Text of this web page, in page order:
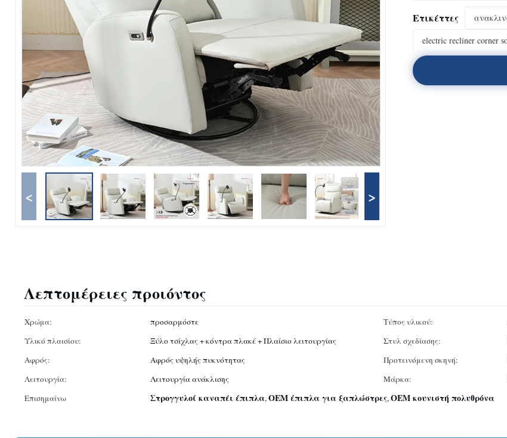
< >
Ετικέττες
electric recliner corner
Λεπτομέρειες προιόντος
Χρώμα: προσαρμόστε Τύπος υλικού:
Υλικό πλαισίου:
Ξύλο τσίχλας + κόντρα πλακέ + Πλαίσιο λειτουργίας Στυλ σχεδίασης:
Αφρός:
Αφρός υψηλής πυκνότητας Προτεινόμενη σκηνή:
Λειτουργία:
Λειτουργία ανάκλισης Μάρκα:
Επισημαίνω
Στρογγυλοί καναπέι έπιπλα,OEM έπιπλα για ξαπλώστρες,OEM κουνιστή πολυθρόνα